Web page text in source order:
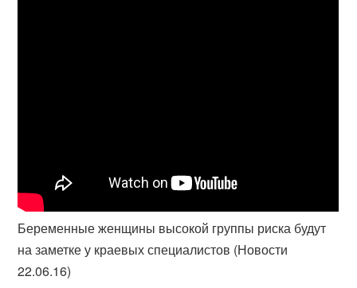
Беременные женщины высокой группы риска будут
на заметке у краевых специалистов (Новости
22.06.16)